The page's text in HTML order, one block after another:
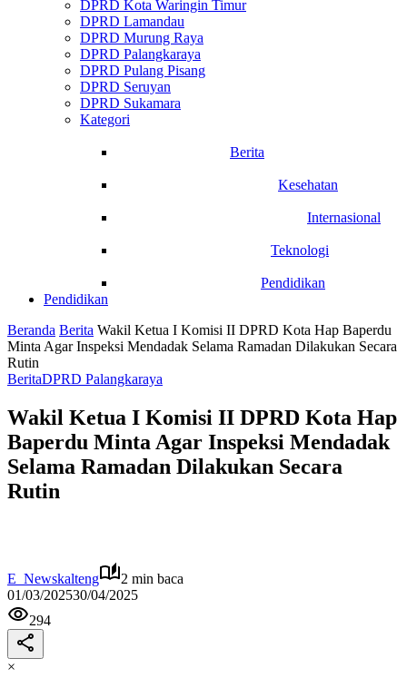
DPRD Kota Waringin Timur
DPRD Lamandau
DPRD Murung Raya
DPRD Palangkaraya
DPRD Pulang Pisang
DPRD Seruyan
DPRD Sukamara
Kategori
Berita
Kesehatan
Internasional
Teknologi
Pendidikan
Pendidikan
Beranda Berita Wakil Ketua I Komisi II DPRD Kota Hap Baperdu
Minta Agar Inspeksi Mendadak Selama Ramadan Dilakukan Secara
Rutin
BeritaDPRD Palangkaraya
Wakil Ketua I Komisi II DPRD Kota Hap
Baperdu Minta Agar Inspeksi Mendadak
Selama Ramadan Dilakukan Secara
Rutin
E_Newskalteng
2 min baca
01/03/202530/04/2025
294
×